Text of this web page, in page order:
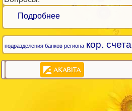
Подробнее
подразделения банков региона кор. счета